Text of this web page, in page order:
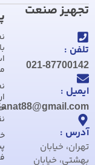
پشتیبانی
استرداد
محصول
نحوه
ارسال و
حمل و
خدمات
پس از
فروش
با